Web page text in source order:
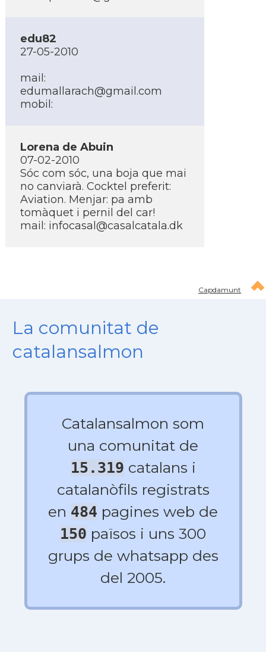
edu82
27-05-2010
mail:
edumallarach@gmail.com
mobil:
Lorena de Abuin
07-02-2010
Sóc com sóc, una boja que mai
no canviarà. Cocktel preferit:
Aviation. Menjar: pa amb
tomàquet i pernil del car!
mail: infocasal@casalcatala.dk
Capdamunt
La comunitat de
catalansalmon
Catalansalmon som
una comunitat de
15.319 catalans i
catalanòfils registrats
en 484 pagines web de
150 països i uns 300
grups de whatsapp des
del 2005.